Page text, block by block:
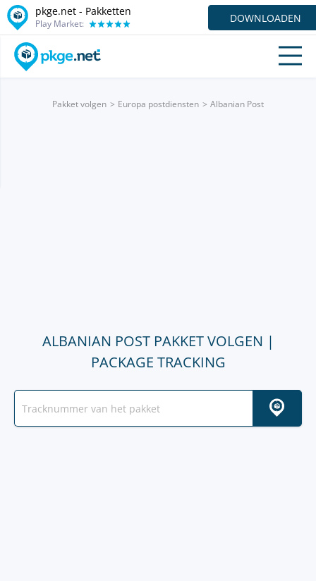
pkge.net - Pakketten
Play Market: DOWNLOADEN
Pakket volgen Europa postdiensten Albanian Post
ALBANIAN POST PAKKET VOLGEN |
PACKAGE TRACKING